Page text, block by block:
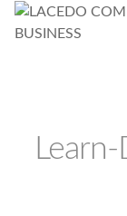
Contact